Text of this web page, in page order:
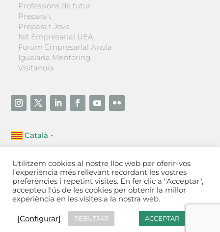
Professions de futur
Prepara’t
Prepara’t Jove
Nit Empresarial UEA
Forum Empresarial Anoia
Igualada Mentoring
Visitanoia
Català ▼
Unió Empresarial de l’Anoia (UEA)
Ctra. de Manresa, 131, 08700 – Igualada (Barcelona)
Tel 93 805 22 92
Contactar
Política
de cookies [Configurar]
Fet a Igualada per Aladetres
Utilitzem cookies al nostre lloc web per oferir-vos
l’experiència més rellevant recordant les vostres
preferències i repetint visites. En fer clic a "Acceptar",
accepteu l'ús de les cookies per obtenir la millor
experiència en les visites a la nostra web.
[Configurar] REBUTJAR ACCEPTAR